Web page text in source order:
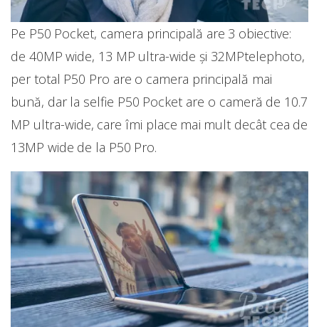
Pe P50 Pocket, camera principală are 3 obiective:
de 40MP wide, 13 MP ultra-wide și 32MPtelephoto,
per total P50 Pro are o camera principală mai
bună, dar la selfie P50 Pocket are o cameră de 10.7
MP ultra-wide, care îmi place mai mult decât cea de
13MP wide de la P50 Pro.